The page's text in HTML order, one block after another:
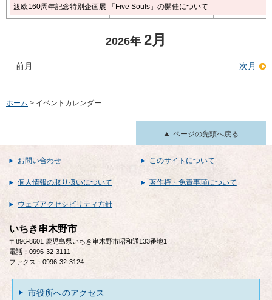
渡欧160周年記念特別企画展 「Five Souls」の開催について
前月
2026年 2月
次月
ホーム > イベントカレンダー
ページの先頭へ戻る
お問い合わせ このサイトについて
個人情報の取り扱いについて 著作権・免責事項について
ウェブアクセシビリティ方針
いちき串木野市
〒896-8601 鹿児島県いちき串木野市昭和通133番地1
電話：0996-32-3111
ファクス：0996-32-3124
市役所へのアクセス